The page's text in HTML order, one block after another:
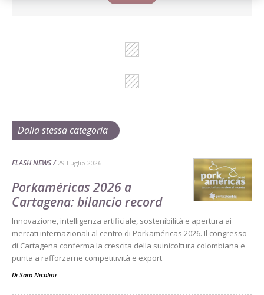
Dalla stessa categoria
FLASH NEWS 29 Luglio 2026
Porkaméricas 2026 a
Cartagena: bilancio record
Innovazione, intelligenza artificiale, sostenibilità e apertura ai
mercati internazionali al centro di Porkaméricas 2026. Il congresso
di Cartagena conferma la crescita della suinicoltura colombiana e
punta a rafforzarne competitività e export
Di Sara Nicolini -